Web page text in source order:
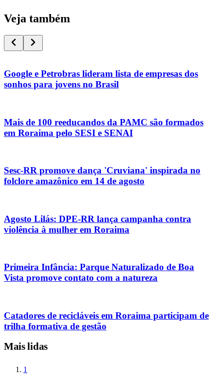
Veja também
Google e Petrobras lideram lista de empresas dos
sonhos para jovens no Brasil
Mais de 100 reeducandos da PAMC são formados
em Roraima pelo SESI e SENAI
Sesc-RR promove dança 'Cruviana' inspirada no
folclore amazônico em 14 de agosto
Agosto Lilás: DPE-RR lança campanha contra
violência à mulher em Roraima
Primeira Infância: Parque Naturalizado de Boa
Vista promove contato com a natureza
Catadores de recicláveis em Roraima participam de
trilha formativa de gestão
Mais lidas
1